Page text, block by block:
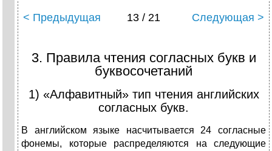
< Предыдущая 13 / 21 Следующая >
3. Правила чтения согласных букв и
буквосочетаний
1) «Алфавитный» тип чтения английских
согласных букв.
В английском языке насчитывается 24 согласные
фонемы, которые распределяются на следующие